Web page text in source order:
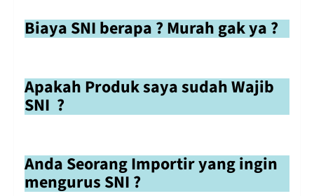
Biaya SNI berapa ? Murah gak ya ?
Apakah Produk saya sudah Wajib
SNI ?
Anda Seorang Importir yang ingin
mengurus SNI ?